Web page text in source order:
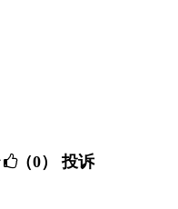
（0） 投诉